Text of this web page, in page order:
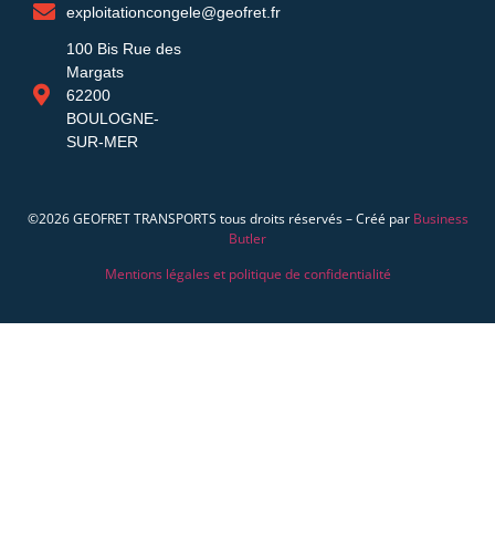
exploitationcongele@geofret.fr
100 Bis Rue des
Margats
62200
BOULOGNE-
SUR-MER
©2026 GEOFRET TRANSPORTS tous droits réservés – Créé par Business
Butler
Mentions légales et politique de confidentialité